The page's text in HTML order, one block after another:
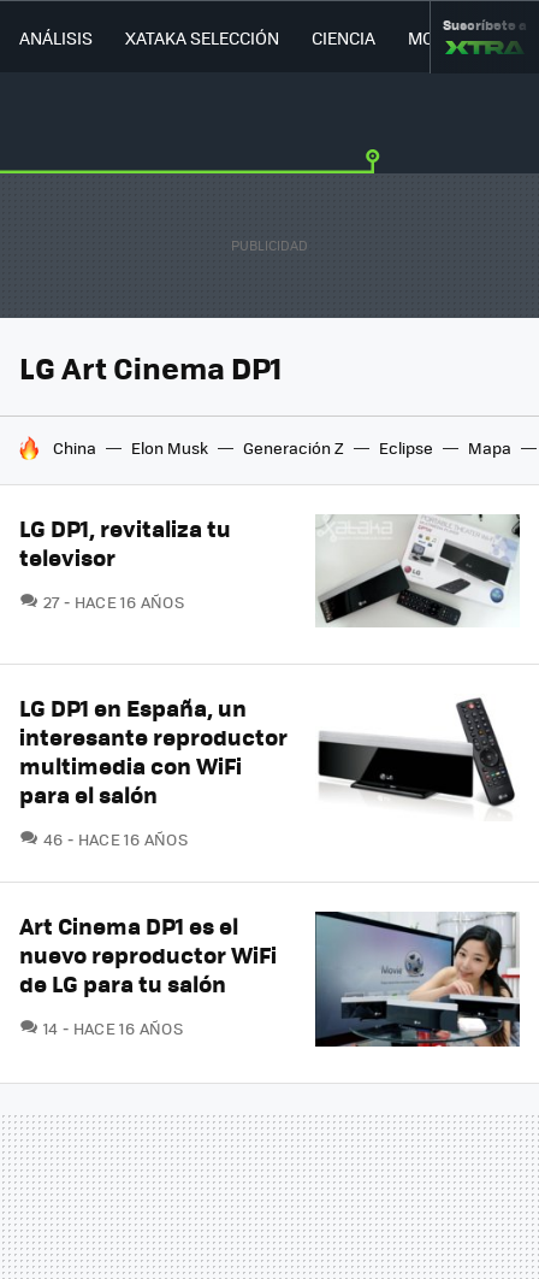
ANÁLISIS XATAKA SELECCIÓN CIENCIA MOVILIDAD
Suscríbete a
LG Art Cinema DP1
HOY SE HABLA DE
China Elon Musk Generación Z Eclipse Mapa
LG DP1, revitaliza tu
televisor
27COMENTARIOS
HACE 16 AÑOS
LG DP1 en España, un
interesante reproductor
multimedia con WiFi
para el salón
46 COMENTARIOS
HACE 16 AÑOS
Art Cinema DP1 es el
nuevo reproductor WiFi
de LG para tu salón
14 COMENTARIOS
HACE 16 AÑOS